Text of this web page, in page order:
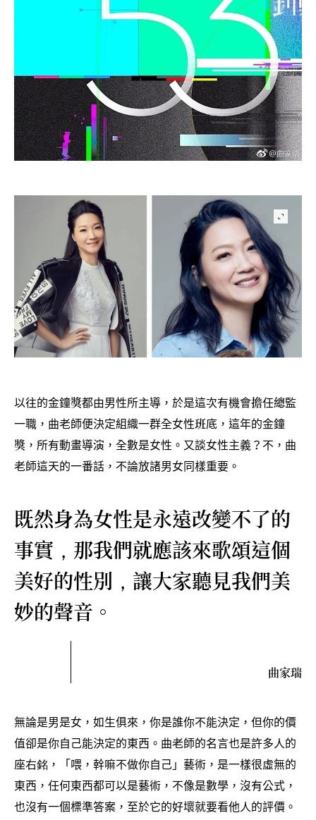
以往的金鐘獎都由男性所主導 ， 於是這次有機會擔任總監
一職 ， 曲老師便決定組織一群全女性班底 ， 這年的金鐘
獎 ， 所有動畫導演 ， 全數是女性。又談女性主義？ 不 ， 曲
老師這天的一番話 ， 不論放諸男女同樣重要。
既然身為女性是永遠改變不了的
事實 ， 那我們就應該來歌頌這個
美好的性別 ， 讓大家聽見我們美
妙的聲音。
曲家瑞
無論是男是女 ， 如生俱來 ， 你是誰你不能決定 ， 但你的價
值卻是你自己能決定的東西。曲老師的名言也是許多人的
座右銘 ， 「喂 ， 幹嘛不做你自己」藝術 ， 是一樣很虛無的
東西 ， 任何東西都可以是藝術 ， 不像是數學 ， 沒有公式 ，
也沒有一個標準答案 ， 至於它的好壞就要看他人的評價。